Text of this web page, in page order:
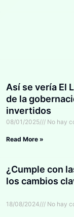
Así se vería El
de la
invertidos
08/01/2025 No hay
Read More »
¿Cumple con
los cambios
18/08/2024 No hay